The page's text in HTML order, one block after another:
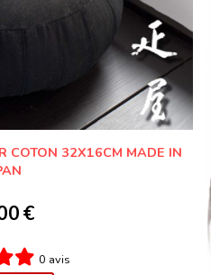
COTON 32X16CM MADE IN
€
0 avis